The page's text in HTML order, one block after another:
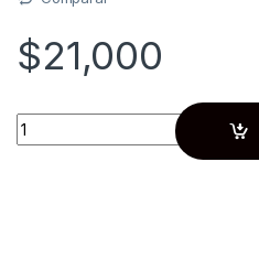
$21,000
Quantity